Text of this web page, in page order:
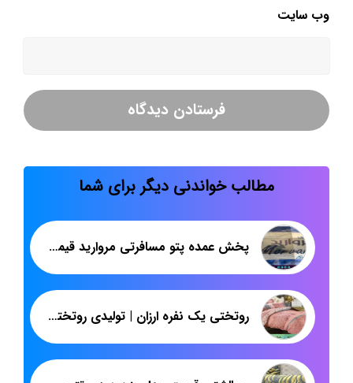
وب‌ سایت
مطالب خواندنی دیگر برای شما
پخش عمده پتو مسافرتی مروارید قیمت مناسب
روتختی یک نفره ارزان | تولیدی روتختی با فروش مستقیم | شرکت پاندا